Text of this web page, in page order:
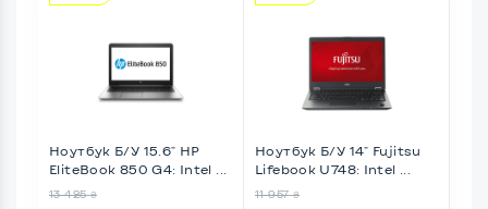
Ноутбук Б/У 15.6" HP
EliteBook 850 G4: Intel ...
13 425 ₴
Ноутбук Б/У 14" Fujitsu
Lifebook U748: Intel ...
11 957 ₴